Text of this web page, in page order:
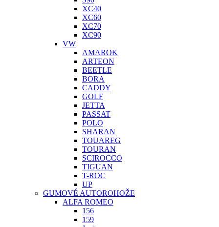
XC40
XC60
XC70
XC90
VW
AMAROK
ARTEON
BEETLE
BORA
CADDY
GOLF
JETTA
PASSAT
POLO
SHARAN
TOUAREG
TOURAN
SCIROCCO
TIGUAN
T-ROC
UP
GUMOVÉ AUTOROHOŽE
ALFA ROMEO
156
159